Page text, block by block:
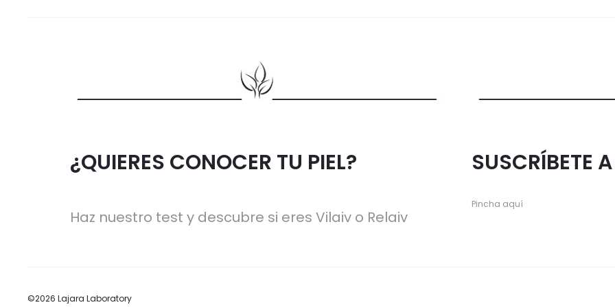
¿QUIERES CONOCER TU PIEL?
Haz nuestro test y descubre si eres Vilaiv o Relaiv
SUSCRÍBETE
Pincha aquí
©2026 Lajara Laboratory